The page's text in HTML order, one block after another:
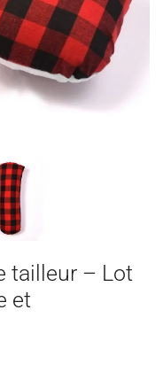
tailleur – Lot
et